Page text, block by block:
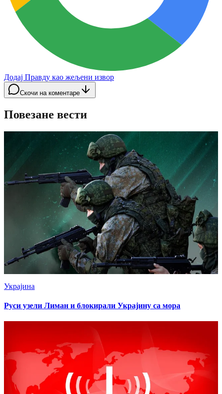
Додај Правду као жељени извор
Скочи на коментаре
Повезане вести
Украјина
Руси узели Лиман и блокирали Украјину са мора